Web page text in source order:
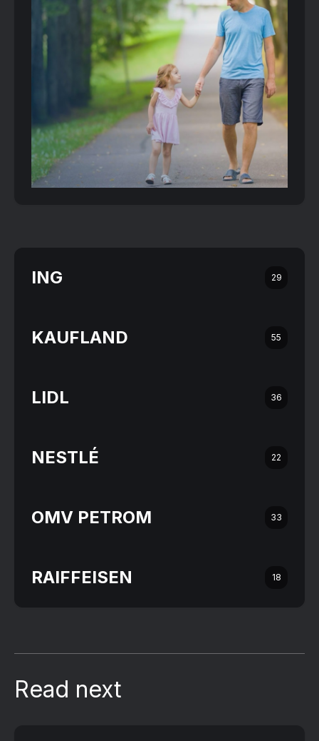
ING 29
KAUFLAND 55
LIDL 36
NESTLÉ 22
OMV PETROM 33
RAIFFEISEN 18
Read next